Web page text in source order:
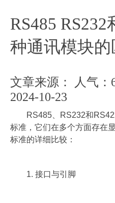
联系方式
资质证书
公司环境
厂房车间
客户案例
应用案例
RS485 RS232
种通讯模块
文章来源： 人气：
2024-10-23
RS485、RS232和
标准，它们在多个方面存在
标准的详细比较：
1. 接口与引脚